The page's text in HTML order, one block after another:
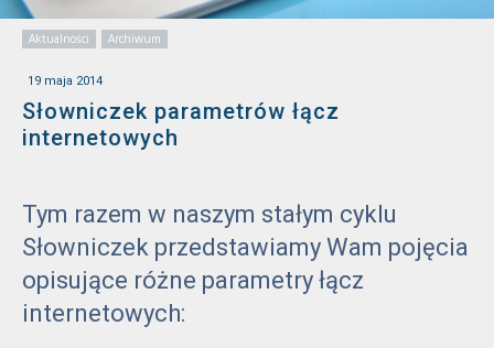
Aktualności Archiwum
19 maja 2014
Słowniczek parametrów łącz
internetowych
Tym razem w naszym stałym cyklu
Słowniczek przedstawiamy Wam pojęcia
opisujące różne parametry łącz
internetowych: